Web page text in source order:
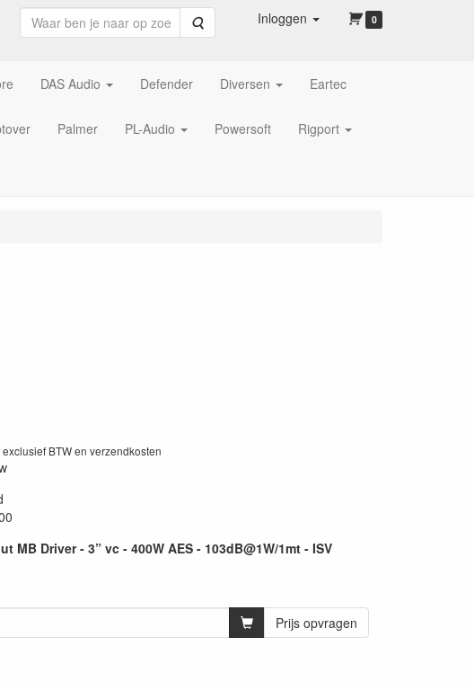
Zoeken Inloggen 0
DAS Audio Defender Diversen Eartec
Palmer PL-Audio Powersoft Rigport
BTW en verzendkosten
MB Driver - 3” vc - 400W AES - 103dB@1W/1mt - ISV
Prijs opvragen